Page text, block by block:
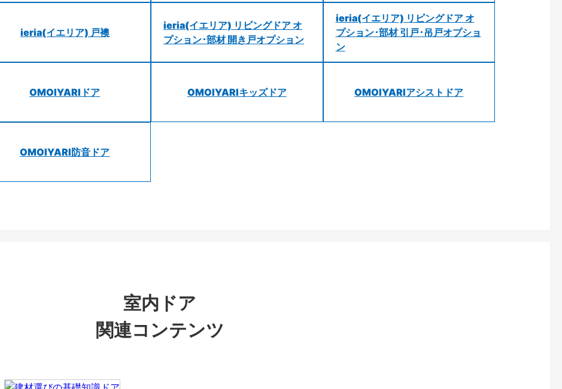
ieria(イエリア) 戸襖
ieria(イエリア) リビングドア オ
プション･部材 開き戸オプション
ieria(イエリア) リビングドア オ
プション･部材 引戸･吊戸オプショ
ン
OMOIYARIドア OMOIYARIキッズドア OMOIYARIアシストドア
OMOIYARI防音ドア
室内ドア
関連コンテンツ